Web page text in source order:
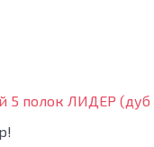
5 полок ЛИДЕР